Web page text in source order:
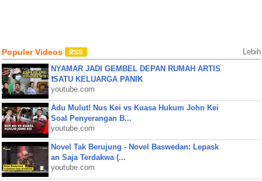
Populer Videos Lebih
NYAMAR JADI GEMBEL DEPAN RUMAH ARTIS
❗SATU KELUARGA PANIK
youtube.com
Adu Mulut! Nus Kei vs Kuasa Hukum John Kei
Soal Penyerangan B...
youtube.com
Novel Tak Berujung - Novel Baswedan: Lepask
an Saja Terdakwa (...
youtube.com